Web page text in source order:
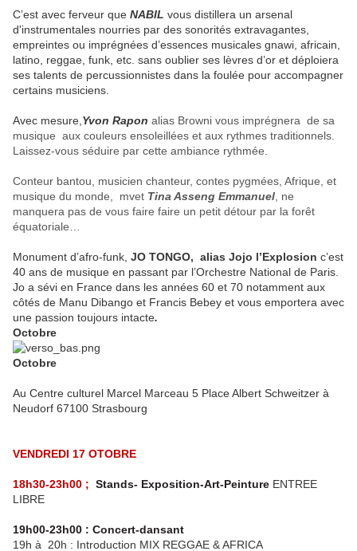
C’est avec ferveur que NABIL vous distillera un arsenal
d'instrumentales nourries par des sonorités extravagantes,
empreintes ou imprégnées d’essences musicales gnawi, africain,
latino, reggae, funk, etc. sans oublier ses lèvres d’or et déploiera
ses talents de percussionnistes dans la foulée pour accompagner
certains musiciens.
Avec mesure, Yvon Rapon alias Browni vous imprégnera de sa
musique aux couleurs ensoleillées et aux rythmes traditionnels.
Laissez-vous séduire par cette ambiance rythmée.
Conteur bantou, musicien chanteur, contes pygmées, Afrique, et
musique du monde, mvet Tina Asseng Emmanuel , ne
manquera pas de vous faire faire un petit détour par la forêt
équatoriale…
Monument d’afro-funk, JO TONGO, alias Jojo l’Explosion c’est
40 ans de musique en passant par l’Orchestre National de Paris.
Jo a sévi en France dans les années 60 et 70 notamment aux
côtés de Manu Dibango et Francis Bebey et vous emportera avec
une passion toujours intacte.
Octobre
Octobre
Au Centre culturel Marcel Marceau 5 Place Albert Schweitzer à
Neudorf 67100 Strasbourg
VENDREDI 17 OTOBRE
18h30-23h00 ; Stands- Exposition-Art-Peinture ENTREE
LIBRE
19h00-23h00 : Concert-dansant
19h à 20h : Introduction MIX REGGAE & AFRICA